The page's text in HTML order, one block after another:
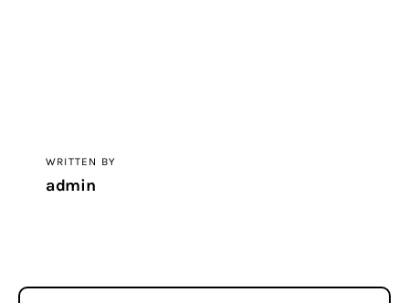
WRITTEN BY
admin